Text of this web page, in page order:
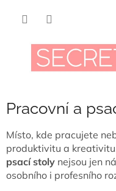
Pracovní a
Místo, kde pracujete
produktivitu a
psací stoly nejsou jen
osobního i profesního